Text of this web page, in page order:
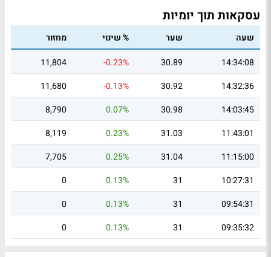
עסקאות תוך יומיות
שעה שער % שינוי
מחזור
14:34:08
30.89
-0.23%
11,804
14:32:36
30.92
-0.13%
11,680
14:03:45
30.98
0.07%
8,790
11:43:01
31.03
0.23%
8,119
11:15:00
31.04
0.25%
7,705
10:27:31
31
0.13%
0
09:54:31
31
0.13%
0
09:35:32
31
0.13%
0